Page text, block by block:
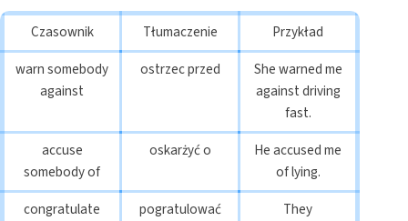
Czasownik Tłumaczenie
Przykład
warn somebody
against
ostrzec przed
She warned me
against driving
fast.
accuse
somebody of
oskarżyć o
He accused me
of lying.
congratulate
pogratulować
They